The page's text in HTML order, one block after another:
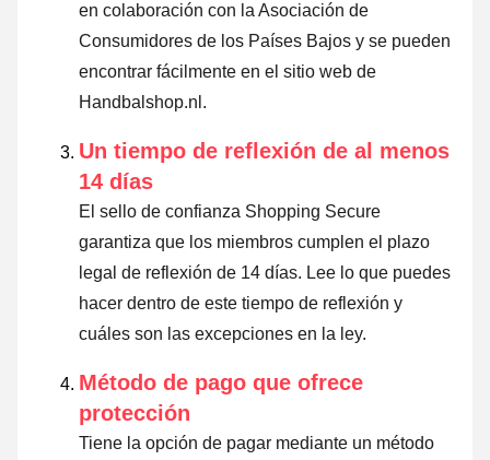
en colaboración con la Asociación de
Consumidores de los Países Bajos y se pueden
encontrar fácilmente en el sitio web de
Handbalshop.nl.
Un tiempo de reflexión de al menos
14 días
El sello de confianza Shopping Secure
garantiza que los miembros cumplen el plazo
legal de reflexión de 14 días. Lee lo que puedes
hacer dentro de este tiempo de reflexión y
cuáles son las excepciones en la ley.
Método de pago que ofrece
protección
Tiene la opción de pagar mediante un método